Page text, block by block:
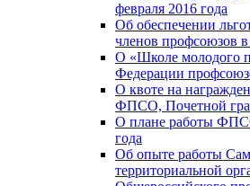
февраля 2016 года
Об обеспечении
членов профсоюзов
О «Школе молодого
Федерации
О квоте на
ФПСО, Почетной
О плане работы
года
Об опыте работы
территориальной